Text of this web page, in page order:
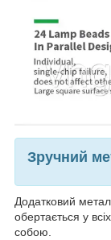
Зручний
Додатковий
обертається у
собою.